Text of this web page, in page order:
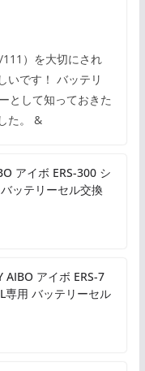
）を大切にされ
いです！ バッテリ
として知っておきた
た。 &
アイボ ERS-300 シ
ッテリーセル交換
AIBO アイボ ERS-7
専用 バッテリーセル